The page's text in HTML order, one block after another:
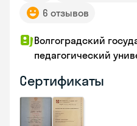
6 отзывов
Волгоградский
педагогический
Сертификаты